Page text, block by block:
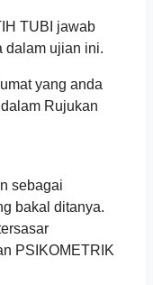
TUBI jawab
dalam ujian ini.
yang anda
Rujukan
sebagai
bakal ditanya.
PSIKOMETRIK